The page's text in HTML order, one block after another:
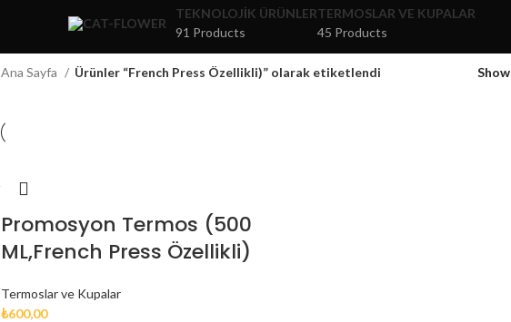
TEKNOLOJIK ÜRÜNLER
91 Products
TERMOSLAR VE KUPALAR
45 Products
Ana Sayfa Ürünler “French Press Özellikli)” olarak etiketlendi Show
Promosyon Termos (500
ML,French Press Özellikli)
Termoslar ve Kupalar
₺600,00